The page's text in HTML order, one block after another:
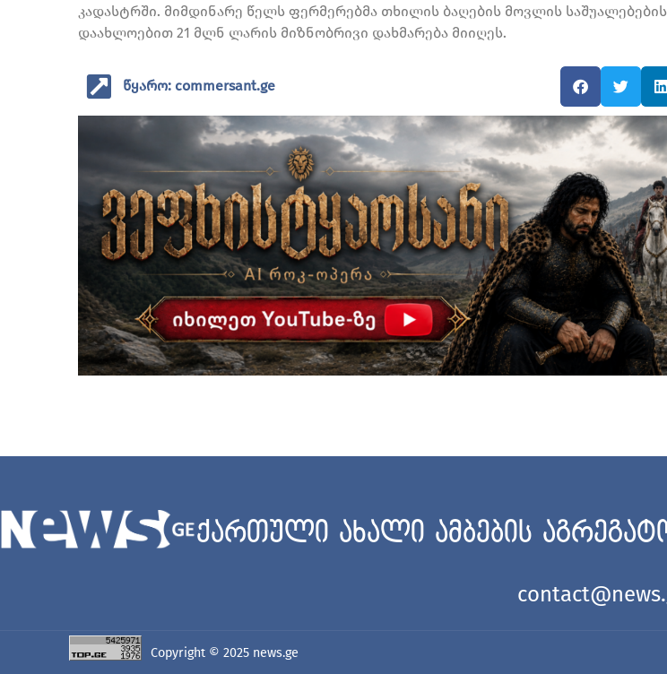
კადასტრში. მიმდინარე წელს ფერმერებმა თხილის ბაღების მოვლის
დაახლოებით 21 მლნ ლარის მიზნობრივი დახმარება მიიღეს.
წყარო: commersant.ge
ქართული ახალი ამბების
Copyright © 2025 news.ge